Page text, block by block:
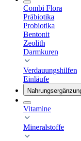
Combi Flora
Präbiotika
Probiotika
Bentonit
Zeolith
Darmkuren
Verdauungshilfen
Einläufe
Vitamine
Mineralstoffe